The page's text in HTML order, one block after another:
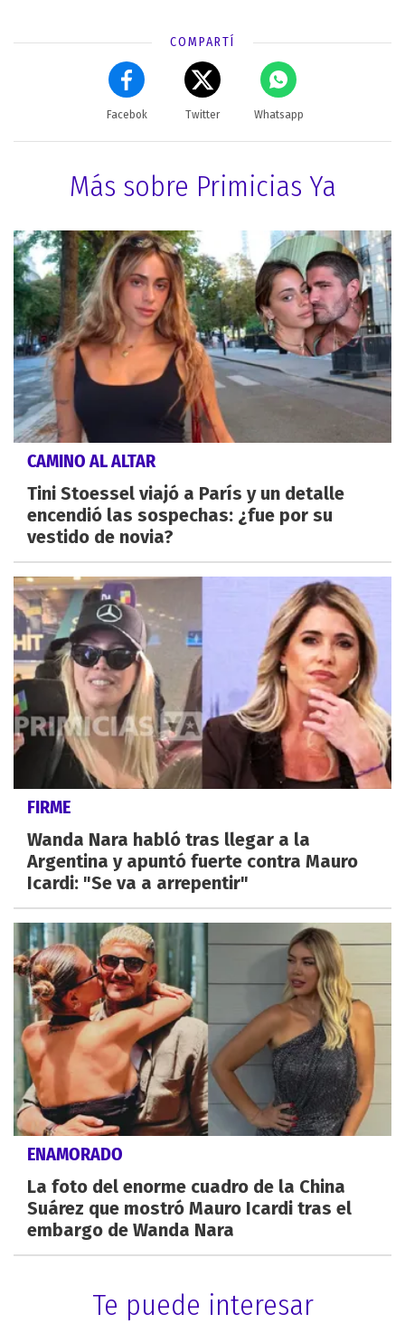
COMPARTÍ
Facebok Twitter Whatsapp
Más sobre Primicias Ya
CAMINO AL ALTAR
Tini Stoessel viajó a París y un detalle
encendió las sospechas: ¿fue por su
vestido de novia?
FIRME
Wanda Nara habló tras llegar a la
Argentina y apuntó fuerte contra Mauro
Icardi: "Se va a arrepentir"
ENAMORADO
La foto del enorme cuadro de la China
Suárez que mostró Mauro Icardi tras el
embargo de Wanda Nara
Te puede interesar